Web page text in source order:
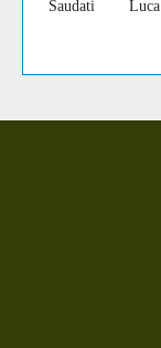
Saudati Luca